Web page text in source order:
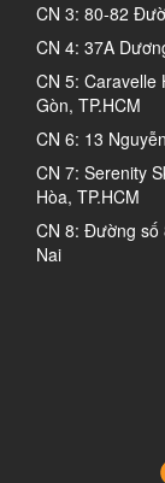
CN 3: 80-82
CN 4: 37A
CN 5: Caravelle
Gòn, TP.HCM
CN 6: 13
CN 7: Serenity
Hòa, TP.HCM
CN 8: Đường số
Nai